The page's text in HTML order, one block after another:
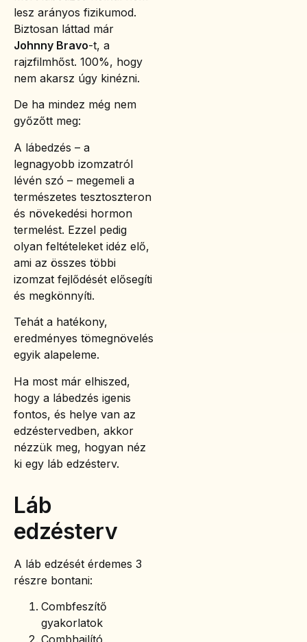
lesz arányos fizikumod.
Biztosan láttad már
Johnny Bravo-t, a
rajzfilmhőst. 100%, hogy
nem akarsz úgy kinézni.
De ha mindez még nem
győzőtt meg:
A lábedzés – a
legnagyobb izomzatról
lévén szó – megemeli a
természetes tesztoszteron
és növekedési hormon
termelést. Ezzel pedig
olyan feltételeket idéz elő,
ami az összes többi
izomzat fejlődését elősegíti
és megkönnyíti.
Tehát a hatékony,
eredményes tömegnövelés
egyik alapeleme.
Ha most már elhiszed,
hogy a lábedzés igenis
fontos, és helye van az
edzéstervedben, akkor
nézzük meg, hogyan néz
ki egy láb edzésterv.
Láb
edzésterv
A láb edzését érdemes 3
részre bontani:
Combfeszítő
gyakorlatok